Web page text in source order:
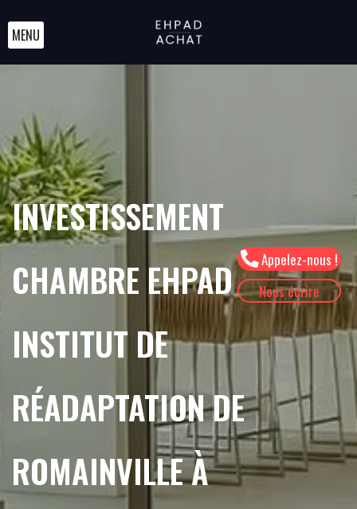
Appelez-nous !
Nous écrire
MENU
INVESTISSEMENT
CHAMBRE EHPAD
INSTITUT DE
RÉADAPTATION DE
ROMAINVILLE À